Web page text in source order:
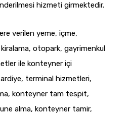
hizmeti girmektedir.
verilen yeme, içme,
otopark, gayrimenkul
ile konteyner içi
terminal hizmetleri,
konteyner tam tespit,
alma, konteyner tamir,